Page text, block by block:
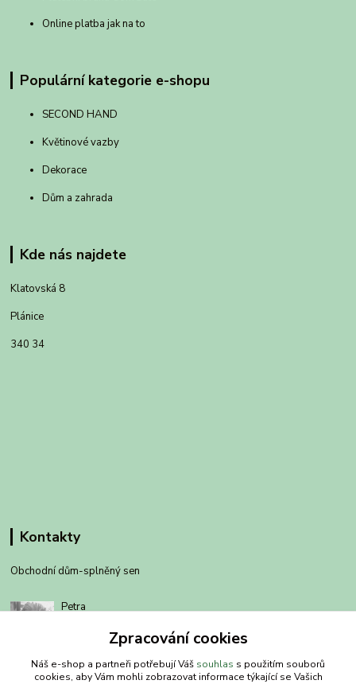
Online platba jak na to
Populární kategorie e-shopu
SECOND HAND
Květinové vazby
Dekorace
Dům a zahrada
Kde nás najdete
Klatovská 8
Plánice
340 34
Kontakty
Obchodní dům-splněný sen
Petra
út-pá 8-14 hod
info@splneny-sen.cz
Zpracování cookies
Náš e-shop a partneři potřebují Váš souhlas s použitím souborů
cookies, aby Vám mohli zobrazovat informace týkající se Vašich